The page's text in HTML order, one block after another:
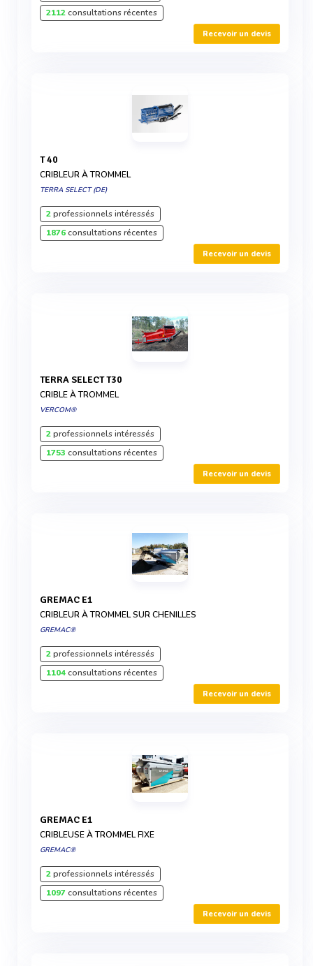
2112consultations récentes
Recevoir un devis
T 40
CRIBLEUR À TROMMEL
TERRA SELECT (DE)
2professionnels intéressés
1876consultations récentes
Recevoir un devis
TERRA SELECT T30
CRIBLE À TROMMEL
VERCOM®
2professionnels intéressés
1753 consultations récentes
Recevoir un devis
GREMAC E1
CRIBLEUR À TROMMEL SUR CHENILLES
GREMAC®
2professionnels intéressés
1104consultations récentes
Recevoir un devis
GREMAC E1
CRIBLEUSE À TROMMEL FIXE
GREMAC®
2professionnels intéressés
1097consultations récentes
Recevoir un devis